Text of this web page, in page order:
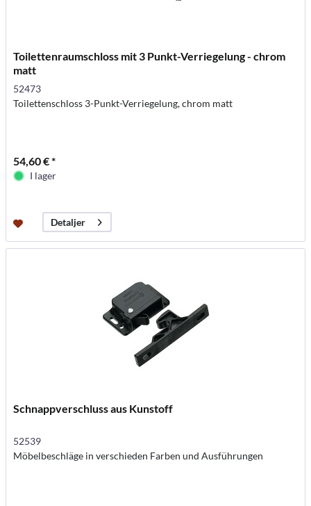
Toilettenraumschloss mit 3 Punkt-Verriegelung - chrom
matt
52473
Toilettenschloss 3-Punkt-Verriegelung, chrom matt
54,60 € *
I lager
Detaljer
Schnappverschluss aus Kunstoff
52539
Möbelbeschläge in verschieden Farben und Ausführungen